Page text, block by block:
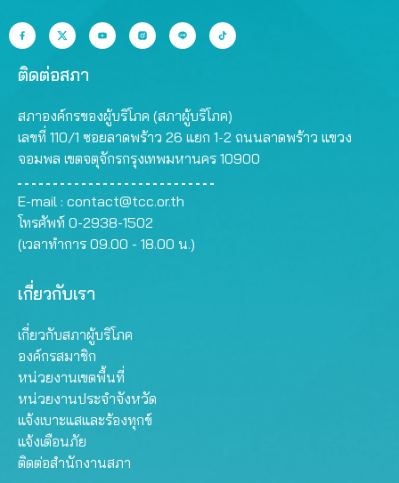
ติดต่อสภา
สภาองค์กรของผู้บริโภค (สภาผู้บริโภค)
เลขที่ 110/1 ซอยลาดพร้าว 26 แยก 1-2 ถนนลาดพร้าว แขวง
จอมพล เขตจตุจักรกรุงเทพมหานคร 10900
E-mail : contact@tcc.or.th
โทรศัพท์ 0-2938-1502
(เวลาทำการ 09.00 - 18.00 น.)
เกี่ยวกับเรา
เกี่ยวกับสภาผู้บริโภค
องค์กรสมาชิก
หน่วยงานเขตพื้นที่
หน่วยงานประจำจังหวัด
แจ้งเบาะแสและร้องทุกข์
แจ้งเตือนภัย
ติดต่อสำนักงานสภา